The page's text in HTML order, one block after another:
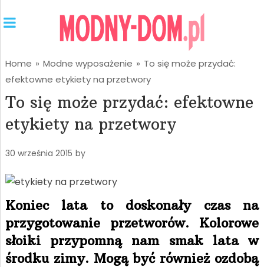
Home » Modne wyposażenie » To się może przydać:
efektowne etykiety na przetwory
To się może przydać: efektowne
etykiety na przetwory
30 września 2015 by
Koniec lata to doskonały czas na
przygotowanie przetworów. Kolorowe
słoiki przypomną nam smak lata w
środku zimy. Mogą być również ozdobą